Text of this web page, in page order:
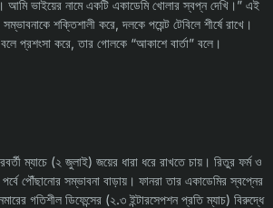
ভাইয়ের নামে একটি একাডেমি খোলার স্বপ্ন দেখি।” এই
শক্তিশালী করে, দলকে পয়েন্ট টেবিলে শীর্ষে রাখে।
প্রশংসা করে, তার গোলকে “আকাশে বার্তা” বলে।
ম্যাচে (২ জুলাই) জয়ের ধারা ধরে রাখতে চায়। রিতুর ফর্ম ও
পৌঁছানোর সম্ভাবনা বাড়ায়। ফানরা তার একাডেমির স্বপ্নের
গতিশীল ডিফেন্সের (২.৩ ইন্টারসেপশন প্রতি ম্যাচ) বিরুদ্ধে